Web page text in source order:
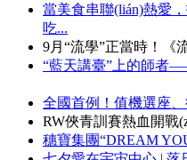
當美食串聯(lián)熱愛
吃...
9月“流學”正當時！《
“藍天講臺”上的師者
全國首例！值機選座
RW俠青訓賽熱血開戰
穗寶集團“DREAM